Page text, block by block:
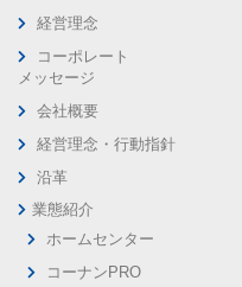
経営理念
コーポレート
メッセージ
会社概要
経営理念・行動指針
沿革
業態紹介
ホームセンター
コーナンPRO